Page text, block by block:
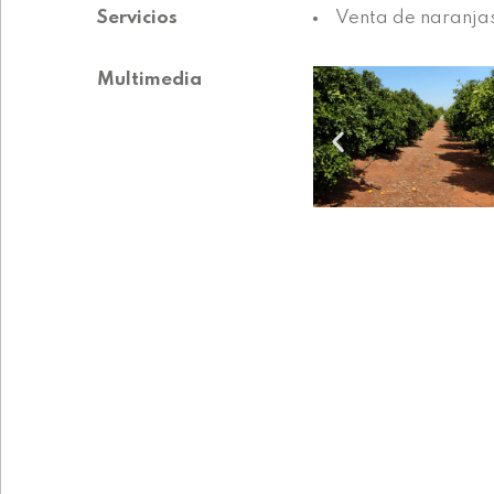
Servicios Venta de
Multimedia